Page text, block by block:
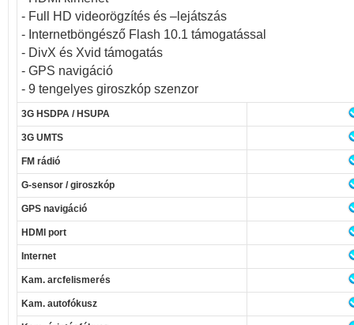
- Full HD videorögzítés és –lejátszás
- Internetböngésző Flash 10.1 támogatással
- DivX és Xvid támogatás
- GPS navigáció
- 9 tengelyes giroszkóp szenzor
3G HSDPA / HSUPA
3G UMTS
FM rádió
G-sensor / giroszkóp
GPS navigáció
HDMI port
Internet
Kam. arcfelismerés
Kam. autofókusz